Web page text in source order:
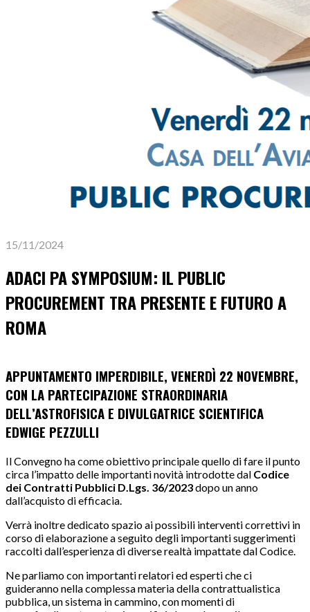
15/11/2024
ADACI PA SYMPOSIUM: IL PUBLIC
PROCUREMENT TRA PRESENTE E FUTURO A
ROMA
APPUNTAMENTO IMPERDIBILE, VENERDÌ 22 NOVEMBRE,
CON LA PARTECIPAZIONE STRAORDINARIA
DELL’ASTROFISICA E DIVULGATRICE SCIENTIFICA
EDWIGE PEZZULLI
Il Convegno ha come obiettivo principale quello di fare il punto
circa l’impatto delle importanti novità introdotte dal Codice
dei Contratti Pubblici D.Lgs. 36/2023dopo un anno
dall’acquisto di efficacia.
Verrà inoltre dedicato spazio ai possibili interventi correttivi in
corso di elaborazione a seguito degli importanti suggerimenti
raccolti dall’esperienza di diverse realtà impattate dal Codice.
Ne parliamo con importanti relatori ed esperti che ci
guideranno nella complessa materia della contrattualistica
pubblica, un sistema in cammino, con momenti di